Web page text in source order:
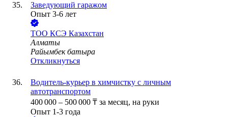
Заведующий гаражом
Опыт 3-6 лет
ТОО КСЭ Казахстан
Алматы
Райымбек батыра
Откликнуться
Водитель-курьер в химчистку с личным
автотранспортом
400 000 – 500 000 ₸ за месяц, на руки
Опыт 1-3 года